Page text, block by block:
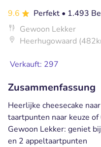
9.6 Perfekt • 1.493
Gewoon Lekker
Heerhugowaard
Verkauft: 297
Zusammenfassung
Heerlijke cheesecake
taartpunten naar keuze
Gewoon Lekker: geniet
en 2 appeltaartpunten